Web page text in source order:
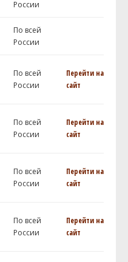
России
По всей
России
По всей
России
Перейти на
сайт
По всей
России
Перейти на
сайт
По всей
России
Перейти на
сайт
По всей
России
Перейти на
сайт